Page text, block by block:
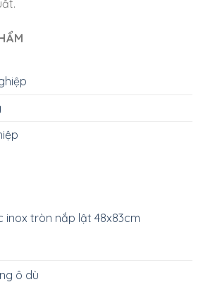
inox tròn nắp lật 48x83cm
ô dù